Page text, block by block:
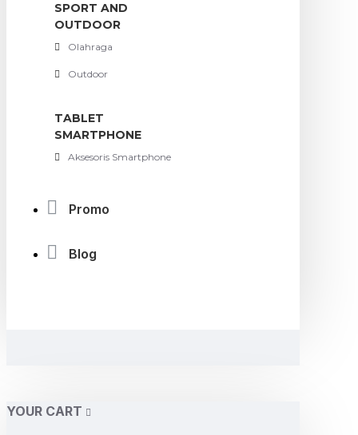
SPORT AND
OUTDOOR
Olahraga
Outdoor
TABLET
SMARTPHONE
Aksesoris Smartphone
Promo
Blog
YOUR CART